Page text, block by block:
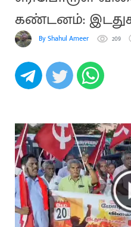
கண்டனம்:
ஆர்ப்பாட்டம்
By Shahul Ameer 209